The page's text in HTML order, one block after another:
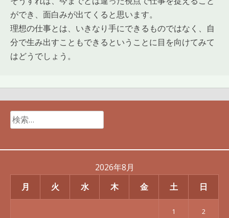
ができ、面白みが出てくると思います。
理想の仕事とは、いきなり手にできるものではなく、自
分で生み出すこともできるということに目を向けてみて
はどうでしょう。
検
索:
2026年8月
月
火 水 木 金 土 日
1 2